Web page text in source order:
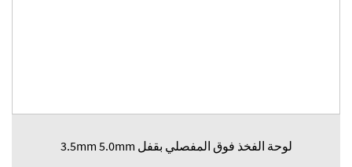
لوحة الفخذ فوق المفصلي بقفل 3.5mm 5.0mm